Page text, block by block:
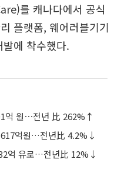
를 캐나다에서 공식
플랫폼, 웨어러블기기
에 착수했다.
억 원⋯전년 比 262%↑
억원…전년比 4.2%↓
억 유로…전년比 12%↓